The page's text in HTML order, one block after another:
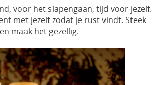
voor het slapengaan, tijd voor jezelf.
met jezelf zodat je rust vindt. Steek
maak het gezellig.